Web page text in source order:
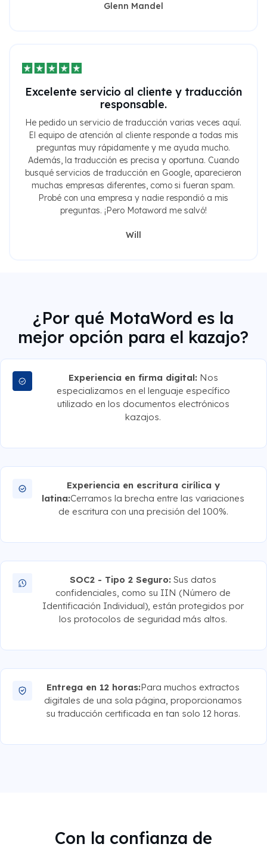
Glenn Mandel
Excelente servicio al cliente y traducción
responsable.
He pedido un servicio de traducción varias veces aquí.
El equipo de atención al cliente responde a todas mis
preguntas muy rápidamente y me ayuda mucho.
Además, la traducción es precisa y oportuna. Cuando
busqué servicios de traducción en Google, aparecieron
muchas empresas diferentes, como si fueran spam.
Probé con una empresa y nadie respondió a mis
preguntas. ¡Pero Motaword me salvó!
Will
¿Por qué MotaWord es la
mejor opción para el kazajo?
Experiencia en firma digital: Nos
especializamos en el lenguaje específico
utilizado en los documentos electrónicos
kazajos.
Experiencia en escritura cirílica y
latina:Cerramos la brecha entre las variaciones
de escritura con una precisión del 100%.
SOC2 - Tipo 2 Seguro: Sus datos
confidenciales, como su IIN (Número de
Identificación Individual), están protegidos por
los protocolos de seguridad más altos.
Entrega en 12 horas:Para muchos extractos
digitales de una sola página, proporcionamos
su traducción certificada en tan solo 12 horas.
Con la confianza de